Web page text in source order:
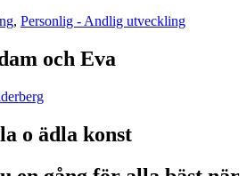
, Personlig - Andlig utveckling
och Eva
o ädla konst